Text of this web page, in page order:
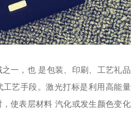
一，也 是包装、印刷、工艺礼品
艺手段。激光打标是利用高能量
使表层材料 汽化或发生颜色变化